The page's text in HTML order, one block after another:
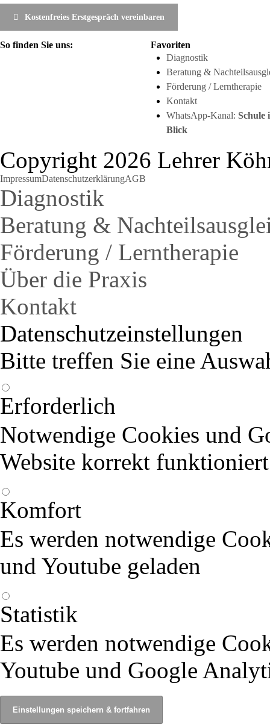
Kostenfreies Erstgespräch vereinbaren
So finden Sie uns:
Favoriten
Diagnostik
Beratung &
Förderung / Lerntherapie
Kontakt
WhatsApp-Kanal:Schule
Blick
Copyright 2026 Lehrer
ImpressumDatenschutzerklärungAGB
Diagnostik
Beratung &
Förderung / Lerntherapie
Über die Praxis
Kontakt
Datenschutzeinstellungen
Bitte treffen Sie eine
Erforderlich
Notwendige Cookies und
Website korrekt funktioniert
Komfort
Es werden notwendige
und Youtube geladen
Statistik
Es werden notwendige
Youtube und Google